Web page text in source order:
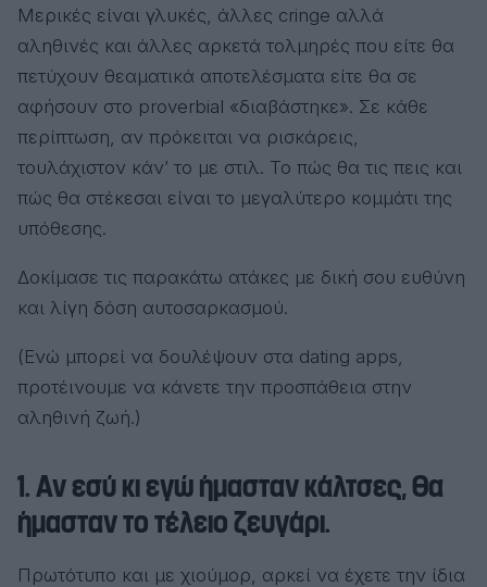
Μερικές είναι γλυκές, άλλες cringe αλλά
αληθινές και άλλες αρκετά τολμηρές που είτε θα
πετύχουν θεαματικά αποτελέσματα είτε θα σε
αφήσουν στο proverbial «διαβάστηκε». Σε κάθε
περίπτωση, αν πρόκειται να ρισκάρεις,
τουλάχιστον κάν’ το με στιλ. Το πώς θα τις πεις και
πώς θα στέκεσαι είναι το μεγαλύτερο κομμάτι της
υπόθεσης.
Δοκίμασε τις παρακάτω ατάκες με δική σου ευθύνη
και λίγη δόση αυτοσαρκασμού.
(Ενώ μπορεί να δουλέψουν στα dating apps,
προτέινουμε να κάνετε την προσπάθεια στην
αληθινή ζωή.)
1. Αν εσύ κι εγώ ήμασταν κάλτσες, θα
ήμασταν το τέλειο ζευγάρι.
Πρωτότυπο και με χιούμορ, αρκεί να έχετε την ίδια